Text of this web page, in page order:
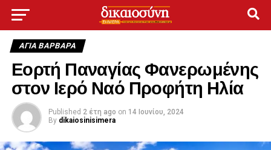
ΑΓΙΑ ΒΑΡΒΑΡΑ
Εορτή Παναγίας Φανερωμένης
στον Ιερό Ναό Προφήτη Ηλία
Published 2 έτη ago on 14 Ιουνίου, 2024
By dikaiosinisimera